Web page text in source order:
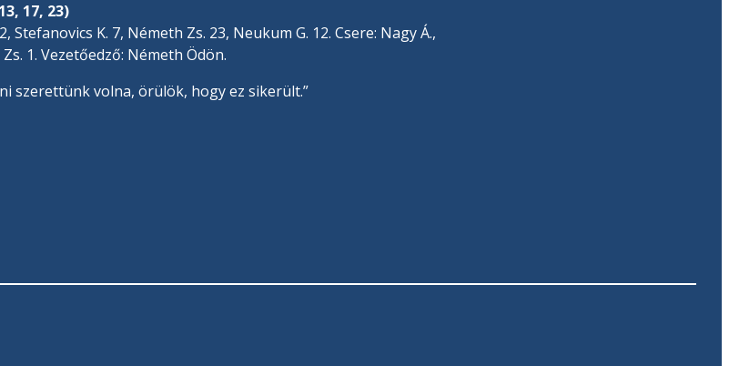
17, 23)
Stefanovics K. 7, Németh Zs. 23, Neukum G. 12. Csere: Nagy Á.,
1. Vezetőedző: Németh Ödön.
szerettünk volna, örülök, hogy ez sikerült.”